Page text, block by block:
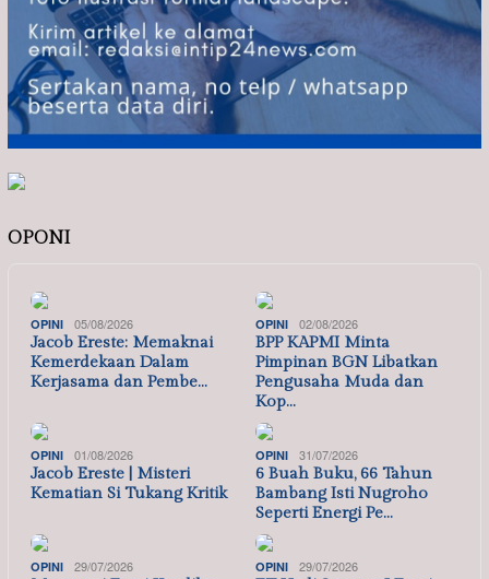
OPONI
OPINI 05/08/2026
Jacob Ereste: Memaknai
Kemerdekaan Dalam
Kerjasama dan Pembe…
OPINI 02/08/2026
BPP KAPMI Minta
Pimpinan BGN Libatkan
Pengusaha Muda dan
Kop…
OPINI 01/08/2026
Jacob Ereste | Misteri
Kematian Si Tukang Kritik
OPINI 31/07/2026
6 Buah Buku, 66 Tahun
Bambang Isti Nugroho
Seperti Energi Pe…
OPINI 29/07/2026 OPINI 29/07/2026